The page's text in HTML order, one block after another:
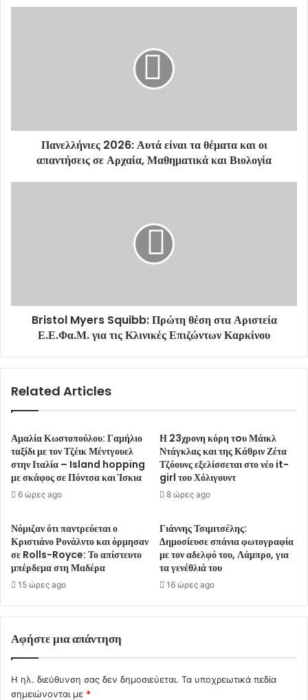
s
Πανελλήνιες 2026: Αυτά είναι τα θέματα και οι
απαντήσεις σε Αρχαία, Μαθηματικά και Βιολογία
Bristol Myers Squibb: Πρώτη θέση στα Αριστεία
Ε.Ε.Φα.Μ. για τις Κλινικές Επιζώντων Καρκίνου
Related Articles
Αμαλία Κωστοπούλου: Γαμήλιο
ταξίδι με τον Τζέικ Μέντγουελ
στην Ιταλία – Island hopping
με σκάφος σε Πόντσα και Ίσκια
6 ώρες ago
Η 23χρονη κόρη τoυ Μάικλ
Ντάγκλας και της Κάθριν Ζέτα
Τζόουνς εξελίσσεται στο νέο it-
girl του Χόλιγουντ
8 ώρες ago
Νόμιζαν ότι παντρεύεται ο
Κριστιάνο Ρονάλντο και όρμησαν
σε Rolls-Royce: Το απίστευτο
μπέρδεμα στη Μαδέρα
15 ώρες ago
Γιάννης Τσιμιτσέλης:
Δημοσίευσε σπάνια φωτογραφία
με τον αδελφό του, Λάμπρο, για
τα γενέθλιά του
16 ώρες ago
Αφήστε μια απάντηση
Η ηλ. διεύθυνση σας δεν δημοσιεύεται. Τα υποχρεωτικά πεδία
σημειώνονται με *